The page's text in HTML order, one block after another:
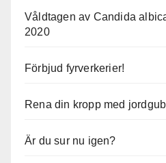
Våldtagen av Candida
2020
Förbjud fyrverkerier!
Rena din kropp med
Är du sur nu igen?